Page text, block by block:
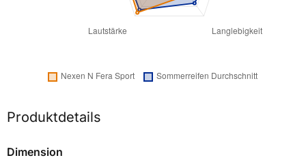
Produktdetails
Dimension